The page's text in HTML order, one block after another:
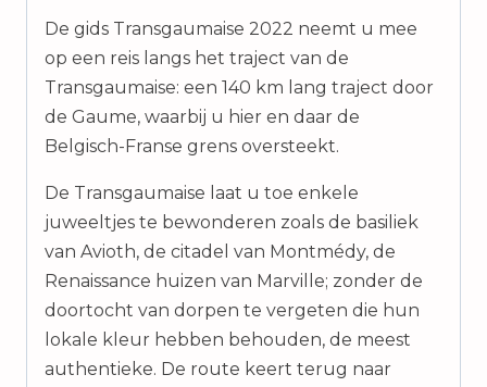
De gids Transgaumaise 2022 neemt u mee
op een reis langs het traject van de
Transgaumaise: een 140 km lang traject door
de Gaume, waarbij u hier en daar de
Belgisch-Franse grens oversteekt.
De Transgaumaise laat u toe enkele
juweeltjes te bewonderen zoals de basiliek
van Avioth, de citadel van Montmédy, de
Renaissance huizen van Marville; zonder de
doortocht van dorpen te vergeten die hun
lokale kleur hebben behouden, de meest
authentieke. De route keert terug naar